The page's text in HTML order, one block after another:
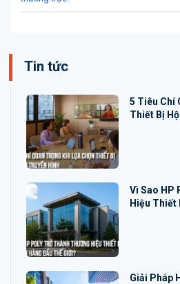
Tin tức
5 Tiêu Chí
Thiết Bị
Vì Sao HP
Hiệu Thiết
Giải Pháp